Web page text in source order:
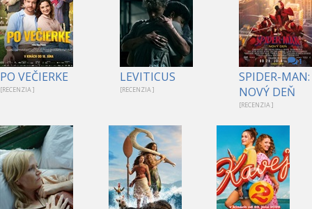
PO VEČIERKE
[RECENZIA ]
LEVITICUS
[RECENZIA ]
1
SPIDER-MAN:
NOVÝ DEŇ
[RECENZIA ]